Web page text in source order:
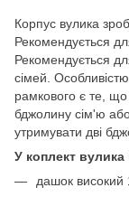
Корпус вулика
Рекомендується
Рекомендується
сімей.
рамкового є те,
бджолину сім'ю
утримувати дві
У коплект
дашок